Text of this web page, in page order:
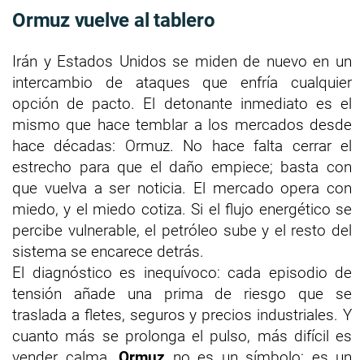
Ormuz vuelve al tablero
Irán y Estados Unidos se miden de nuevo en un
intercambio de ataques que enfría cualquier
opción de pacto. El detonante inmediato es el
mismo que hace temblar a los mercados desde
hace décadas: Ormuz. No hace falta cerrar el
estrecho para que el daño empiece; basta con
que vuelva a ser noticia. El mercado opera con
miedo, y el miedo cotiza. Si el flujo energético se
percibe vulnerable, el petróleo sube y el resto del
sistema se encarece detrás.
El diagnóstico es inequívoco: cada episodio de
tensión añade una prima de riesgo que se
traslada a fletes, seguros y precios industriales. Y
cuanto más se prolonga el pulso, más difícil es